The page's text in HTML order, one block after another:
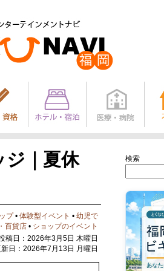
ジ｜夏休
プ• 体験型イベント • 幼児で
百貨店 • ショップのイベント
稿日：2026年3月5日 木曜日
日：2026年7月13日 月曜日
検索